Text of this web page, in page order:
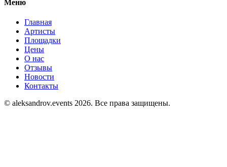
Меню
Главная
Артисты
Площадки
Цены
О нас
Отзывы
Новости
Контакты
© aleksandrov.events 2026. Все права защищены.